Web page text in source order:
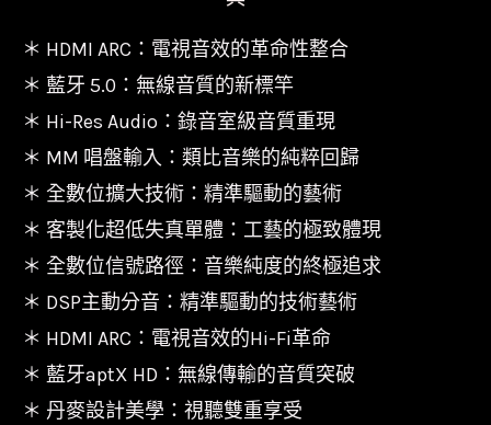
＊ HDMI ARC：電視音效的革命性整合
＊ 藍牙 5.0：無線音質的新標竿
＊ Hi-Res Audio：錄音室級音質重現
＊ MM 唱盤輸入：類比音樂的純粹回歸
＊ 全數位擴大技術：精準驅動的藝術
＊ 客製化超低失真單體：工藝的極致體現
＊ 全數位信號路徑：音樂純度的終極追求
＊ DSP主動分音：精準驅動的技術藝術
＊ HDMI ARC：電視音效的Hi-Fi革命
＊ 藍牙aptX HD：無線傳輸的音質突破
＊ 丹麥設計美學：視聽雙重享受